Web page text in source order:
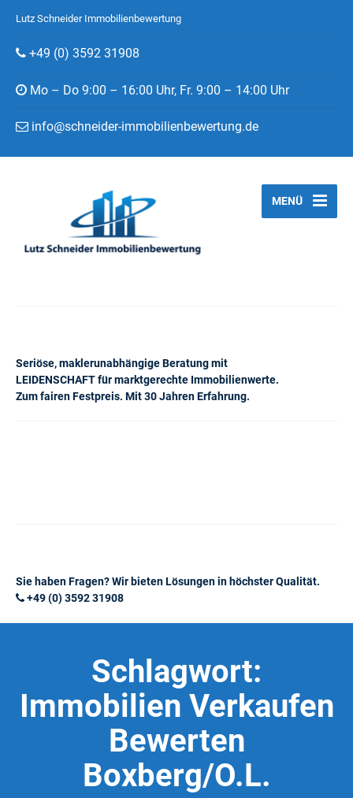
Lutz Schneider Immobilienbewertung
+49 (0) 3592 31908
Mo – Do 9:00 – 16:00 Uhr, Fr. 9:00 – 14:00 Uhr
info@schneider-immobilienbewertung.de
Seriöse, maklerunabhängige Beratung mit
LEIDENSCHAFT für marktgerechte Immobilienwerte.
Zum fairen Festpreis. Mit 30 Jahren Erfahrung.
MENÜ
Sie haben Fragen? Wir bieten Lösungen in höchster Qualität.
+49 (0) 3592 31908
Schlagwort:
Immobilien Verkaufen
Bewerten
Boxberg/O.L.